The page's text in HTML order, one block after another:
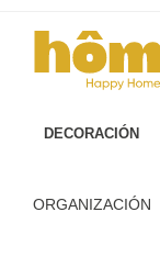
DECORACIÓN
ORGANIZACIÓN